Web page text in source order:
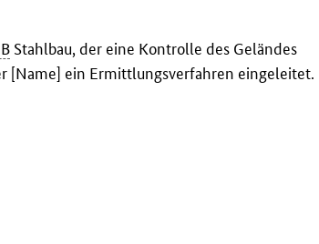
Stahlbau, der eine Kontrolle des Geländes
[Name] ein Ermittlungsverfahren eingeleitet.